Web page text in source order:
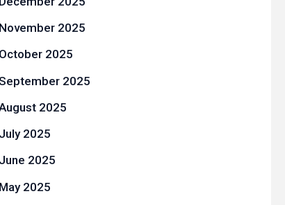
November 2025
October 2025
2025
2025
July 2025
June 2025
May 2025